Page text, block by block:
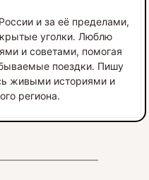
и за её пределами,
уголки. Люблю
и советами, помогая
поездки. Пишу
живыми историями и
региона.